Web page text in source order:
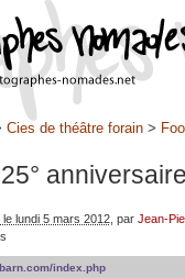
Cies de théâtre forain>
le lundi 5 mars 2012, par Jean-
index.php